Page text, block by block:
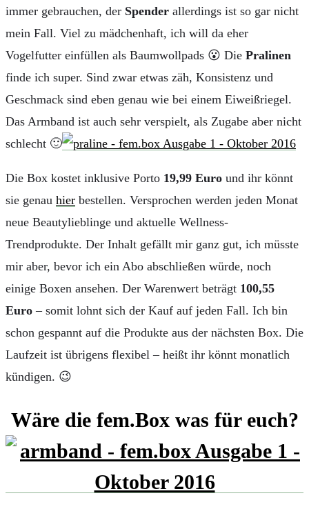
immer gebrauchen, der Spender allerdings ist so gar nicht
mein Fall. Viel zu mädchenhaft, ich will da eher
Vogelfutter einfüllen als Baumwollpads 😮 Die Pralinen
finde ich super. Sind zwar etwas zäh, Konsistenz und
Geschmack sind eben genau wie bei einem Eiweißriegel.
Das Armband ist auch sehr verspielt, als Zugabe aber nicht
schlecht 🙂
Die Box kostet inklusive Porto 19,99 Euro und ihr könnt
sie genau hier bestellen. Versprochen werden jeden Monat
neue Beautylieblinge und aktuelle Wellness-
Trendprodukte. Der Inhalt gefällt mir ganz gut, ich müsste
mir aber, bevor ich ein Abo abschließen würde, noch
einige Boxen ansehen. Der Warenwert beträgt 100,55
Euro– somit lohnt sich der Kauf auf jeden Fall. Ich bin
schon gespannt auf die Produkte aus der nächsten Box. Die
Laufzeit ist übrigens flexibel – heißt ihr könnt monatlich
kündigen. 😉
Wäre die fem.Box was für euch?